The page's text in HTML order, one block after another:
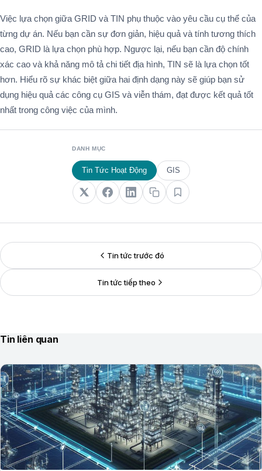
Việc lựa chọn giữa GRID và TIN phụ thuộc vào yêu cầu cụ thể của
từng dự án. Nếu bạn cần sự đơn giản, hiệu quả và tính tương thích
cao, GRID là lựa chọn phù hợp. Ngược lại, nếu bạn cần độ chính
xác cao và khả năng mô tả chi tiết địa hình, TIN sẽ là lựa chọn tốt
hơn. Hiểu rõ sự khác biệt giữa hai định dạng này sẽ giúp bạn sử
dụng hiệu quả các công cụ GIS và viễn thám, đạt được kết quả tốt
nhất trong công việc của mình.
DANH MỤC
Tin Tức Hoạt Động GIS
Tin tức trước đó
Tin tức tiếp theo
Tin liên quan